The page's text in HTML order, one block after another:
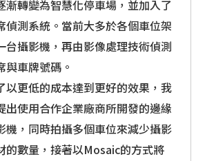
漸轉變為智慧化停車場，並加入了
偵測系統。當前大多於各個車位架
台攝影機，再由影像處理技術偵測
與車牌號碼。
以更低的成本達到更好的效果，我
出使用合作企業廠商所開發的邊緣
機，同時拍攝多個車位來減少攝影
的數量，接著以Mosaic的方式將